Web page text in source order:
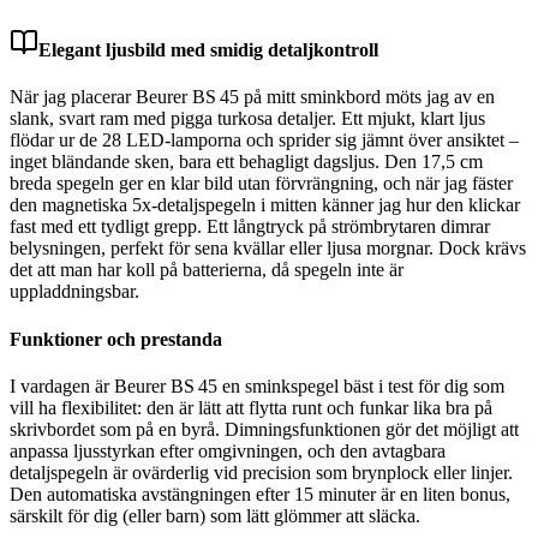
Elegant ljusbild med smidig detaljkontroll
När jag placerar Beurer BS 45 på mitt sminkbord möts jag av en
slank, svart ram med pigga turkosa detaljer. Ett mjukt, klart ljus
flödar ur de 28 LED-lamporna och sprider sig jämnt över ansiktet –
inget bländande sken, bara ett behagligt dagsljus. Den 17,5 cm
breda spegeln ger en klar bild utan förvrängning, och när jag fäster
den magnetiska 5x-detaljspegeln i mitten känner jag hur den klickar
fast med ett tydligt grepp. Ett långtryck på strömbrytaren dimrar
belysningen, perfekt för sena kvällar eller ljusa morgnar. Dock krävs
det att man har koll på batterierna, då spegeln inte är
uppladdningsbar.
Funktioner och prestanda
I vardagen är Beurer BS 45 en sminkspegel bäst i test för dig som
vill ha flexibilitet: den är lätt att flytta runt och funkar lika bra på
skrivbordet som på en byrå. Dimningsfunktionen gör det möjligt att
anpassa ljusstyrkan efter omgivningen, och den avtagbara
detaljspegeln är ovärderlig vid precision som brynplock eller linjer.
Den automatiska avstängningen efter 15 minuter är en liten bonus,
särskilt för dig (eller barn) som lätt glömmer att släcka.